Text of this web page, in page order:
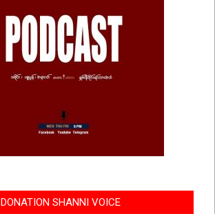
DONATION SHANNI VOICE